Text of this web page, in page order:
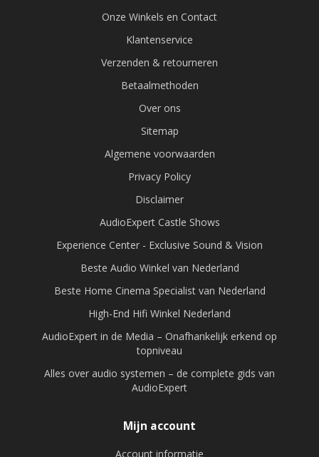
Onze Winkels en Contact
Klantenservice
Verzenden & retourneren
Betaalmethoden
Over ons
Sitemap
Algemene voorwaarden
Privacy Policy
Disclaimer
AudioExpert Castle Shows
Experience Center - Exclusive Sound & Vision
Beste Audio Winkel van Nederland
Beste Home Cinema Specialist van Nederland
High-End Hifi Winkel Nederland
AudioExpert in de Media – Onafhankelijk erkend op
topniveau
Alles over audio systemen – de complete gids van
AudioExpert
Mijn account
Account informatie